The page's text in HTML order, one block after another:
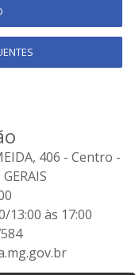
406 - Centro -
13:00 às 17:00